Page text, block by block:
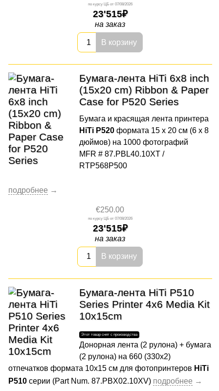
07/08/2026
23'515
на заказ
В корзину
Бумага-лента HiTi 6x8 inch
(15x20 cm) Ribbon & Paper
Case for P520 Series
Бумага и красящая лента принтера
HiTi P520 формата 15 x 20 см (6 x 8
дюймов) на 1000 фотографий
MFR # 87.PBL40.10XT /
RTP568P500
€250.00
07/08/2026
23'515
на заказ
В корзину
Бумага-лента HiTi P510
Series Printer 4x6 Media Kit
10x15cm
Донорная лента (2 рулона) + бумага
(2 рулона) на 660 (330x2)
отпечатков формата 10x15 cм для фотопринтеров HiTi
P510серии (Part Num. 87.PBX02.10XV)